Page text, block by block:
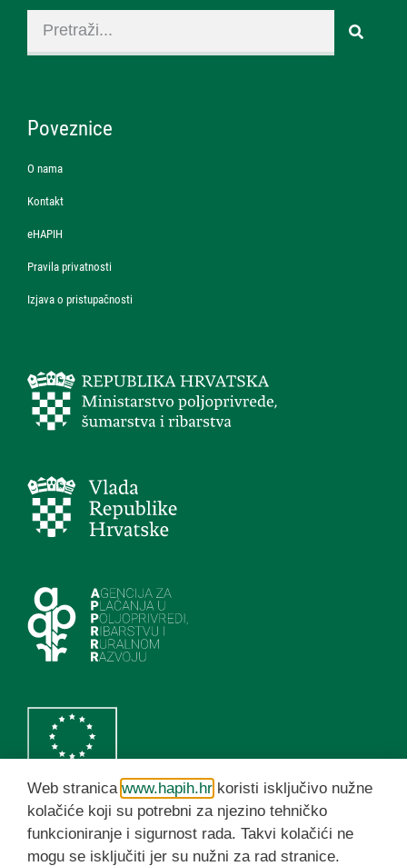
Poveznice
O nama
Kontakt
eHAPIH
Pravila privatnosti
Izjava o pristupačnosti
HAPIH YouTube kanal
Web stranica www.hapih.hr koristi isključivo nužne
kolačiće koji su potrebni za njezino tehničko
funkcioniranje i sigurnost rada. Takvi kolačići ne
mogu se isključiti jer su nužni za rad stranice.